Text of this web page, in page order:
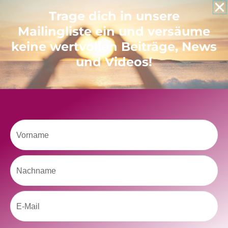
Like uns auf Facebook
Selbstliebe, Aussöhnung mit der Kindheit, Potenzial entfalten,
Trage dich in unsere
Mailingliste ein und versäume
keine wertvollen Beiträge, News
und Videos!
Vorname
Nachname
Email